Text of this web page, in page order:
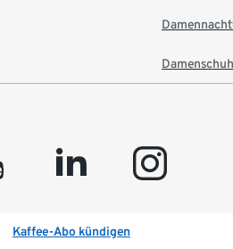
linkedin instagram
Kaffee-Abo kündigen